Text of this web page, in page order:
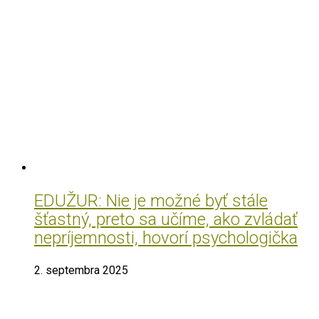
EDUŽUR: Nie je možné byť stále
šťastný, preto sa učíme, ako zvládať
nepríjemnosti, hovorí psychologička
2. septembra 2025